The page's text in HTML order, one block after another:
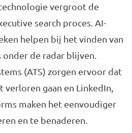
vergroot de
search proces. AI-
helpen bij het vinden van
de radar blijven.
(ATS) zorgen ervoor dat
gaan en LinkedIn,
maken het eenvoudiger
en te benaderen.